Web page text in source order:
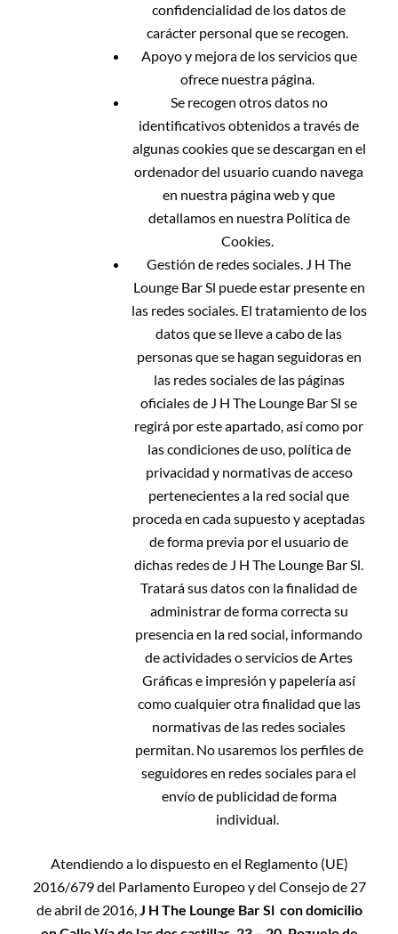
confidencialidad de los datos de
carácter personal que se recogen.
Apoyo y mejora de los servicios que
ofrece nuestra página.
Se recogen otros datos no
identificativosobtenidos a través de
algunas cookies que se descargan en el
ordenador del usuario cuando navega
en nuestra página web y que
detallamos en nuestra Política de
Cookies.
Gestión de redes sociales. J H The
Lounge Bar Sl puede estar presente en
las redes sociales. El tratamiento de los
datos que se lleve a cabo de las
personas que se hagan seguidoras en
las redes sociales de las páginas
oficiales de J H The Lounge Bar Sl se
regirá por este apartado, así como por
las condiciones de uso, política de
privacidad y normativas de acceso
pertenecientes a la red social que
proceda en cada supuesto y aceptadas
de forma previa por el usuario de
dichas redes de J H The Lounge Bar Sl.
Tratará sus datos con la finalidad de
administrar de forma correcta su
presencia en la red social, informando
de actividades o servicios de Artes
Gráficas e impresión y papelería así
como cualquier otra finalidad que las
normativas de las redes sociales
permitan. No usaremos los perfiles de
seguidores en redes sociales para el
envío de publicidad de forma
individual.
Atendiendo a lo dispuesto en el Reglamento (UE)
2016/679 del Parlamento Europeo y del Consejo de 27
de abril de 2016,J H The Lounge Bar Sl con domicilio